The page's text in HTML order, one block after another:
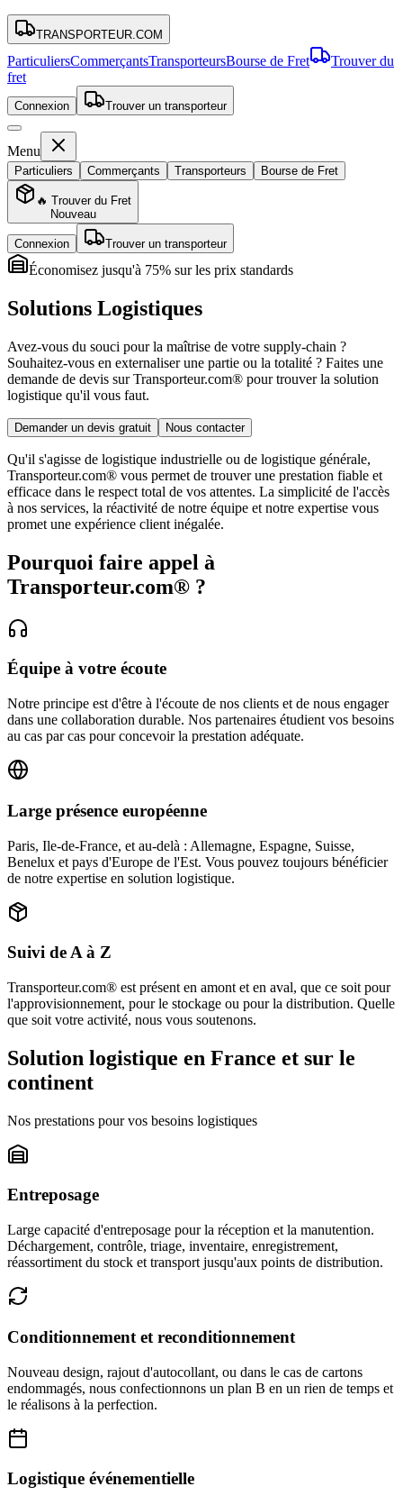
TRANSPORTEUR.COM
ParticuliersCommerçantsTransporteursBourse de Fret
Trouver du
fret
Connexion Trouver un transporteur
Menu
Particuliers Commerçants Transporteurs Bourse de Fret
🔥 Trouver du Fret
Nouveau
Connexion Trouver un transporteur
Économisez jusqu'à 75% sur les prix standards
Solutions Logistiques
Avez-vous du souci pour la maîtrise de votre supply-chain ?
Souhaitez-vous en externaliser une partie ou la totalité ? Faites une
demande de devis sur Transporteur.com® pour trouver la solution
logistique qu'il vous faut.
Demander un devis gratuit Nous contacter
Qu'il s'agisse de logistique industrielle ou de logistique générale,
Transporteur.com® vous permet de trouver une prestation fiable et
efficace dans le respect total de vos attentes. La simplicité de l'accès
à nos services, la réactivité de notre équipe et notre expertise vous
promet une expérience client inégalée.
Pourquoi faire appel à
Transporteur.com® ?
Équipe à votre écoute
Notre principe est d'être à l'écoute de nos clients et de nous engager
dans une collaboration durable. Nos partenaires étudient vos besoins
au cas par cas pour concevoir la prestation adéquate.
Large présence européenne
Paris, Ile-de-France, et au-delà : Allemagne, Espagne, Suisse,
Benelux et pays d'Europe de l'Est. Vous pouvez toujours bénéficier
de notre expertise en solution logistique.
Suivi de A à Z
Transporteur.com® est présent en amont et en aval, que ce soit pour
l'approvisionnement, pour le stockage ou pour la distribution. Quelle
que soit votre activité, nous vous soutenons.
Solution logistique en France et sur le
continent
Nos prestations pour vos besoins logistiques
Entreposage
Large capacité d'entreposage pour la réception et la manutention.
Déchargement, contrôle, triage, inventaire, enregistrement,
réassortiment du stock et transport jusqu'aux points de distribution.
Conditionnement et reconditionnement
Nouveau design, rajout d'autocollant, ou dans le cas de cartons
endommagés, nous confectionnons un plan B en un rien de temps et
le réalisons à la perfection.
Logistique événementielle